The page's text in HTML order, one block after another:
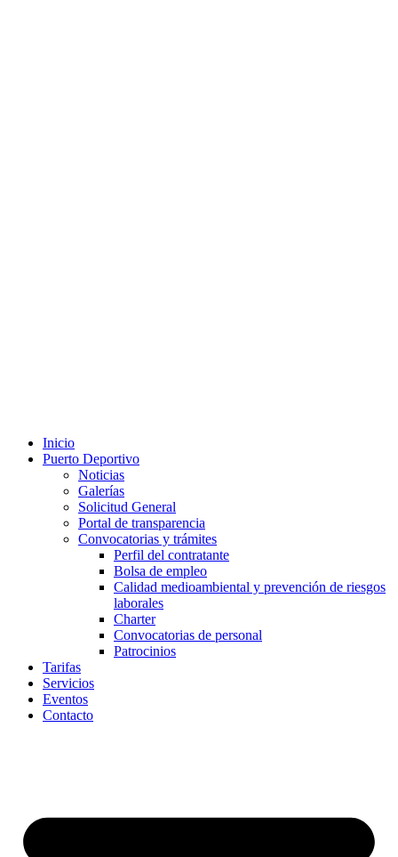
Inicio
Puerto Deportivo
Noticias
Galerías
Solicitud General
Portal de transparencia
Convocatorias y trámites
Perfil del contratante
Bolsa de empleo
Calidad medioambiental y prevención de riesgos
laborales
Charter
Convocatorias de personal
Patrocinios
Tarifas
Servicios
Eventos
Contacto